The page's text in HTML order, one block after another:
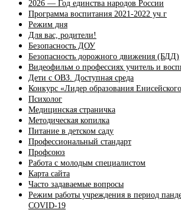
2026 — Год единства народов России
Программа воспитания 2021-2022 уч.г
Режим дня
Для вас, родители!
Безопасность ДОУ
Безопасность дорожного движения (БДД)
Видеофильм о профессиях учитель и
Дети с ОВЗ. Доступная среда
Конкурс «Лидер образования
Психолог
Медицинская страничка
Методическая копилка
Питание в детском саду
Профессиональный стандарт
Профсоюз
Работа с молодым специалистом
Карта сайта
Часто задаваемые вопросы
Режим работы учреждения в период
COVID-19